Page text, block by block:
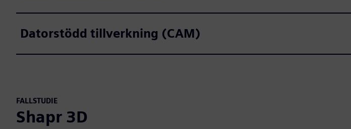
Datorstödd tillverkning (CAM)
FALLSTUDIE
Shapr 3D